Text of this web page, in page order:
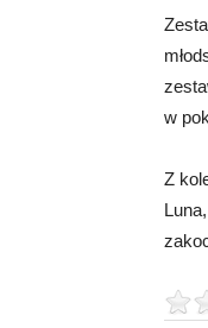
w
Z